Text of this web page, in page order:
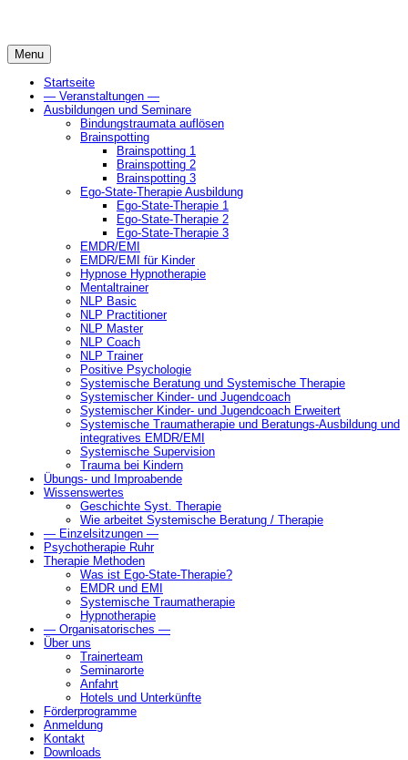
Menu
Startseite
— Veranstaltungen —
Ausbildungen und Seminare
Bindungstraumata auflösen
Brainspotting
Brainspotting 1
Brainspotting 2
Brainspotting 3
Ego-State-Therapie Ausbildung
Ego-State-Therapie 1
Ego-State-Therapie 2
Ego-State-Therapie 3
EMDR/EMI
EMDR/EMI für Kinder
Hypnose Hypnotherapie
Mentaltrainer
NLP Basic
NLP Practitioner
NLP Master
NLP Coach
NLP Trainer
Positive Psychologie
Systemische Beratung und Systemische Therapie
Systemischer Kinder- und Jugendcoach
Systemischer Kinder- und Jugendcoach Erweitert
Systemische Traumatherapie und Beratungs-Ausbildung und
integratives EMDR/EMI
Systemische Supervision
Trauma bei Kindern
Übungs- und Improabende
Wissenswertes
Geschichte Syst. Therapie
Wie arbeitet Systemische Beratung / Therapie
— Einzelsitzungen —
Psychotherapie Ruhr
Therapie Methoden
Was ist Ego-State-Therapie?
EMDR und EMI
Systemische Traumatherapie
Hypnotherapie
— Organisatorisches —
Über uns
Trainerteam
Seminarorte
Anfahrt
Hotels und Unterkünfte
Förderprogramme
Anmeldung
Kontakt
Downloads